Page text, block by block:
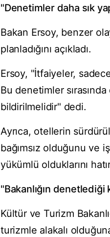
"Denetimler daha sık
Bakan Ersoy, benzer
planladığını açıkladı.
Ersoy, "İtfaiyeler,
Bu denetimler
bildirilmelidir" dedi.
Ayrıca, otellerin
bağımsız olduğunu ve
yükümlü olduklarını
"Bakanlığın
Kültür ve Turizm
turizmle alakalı